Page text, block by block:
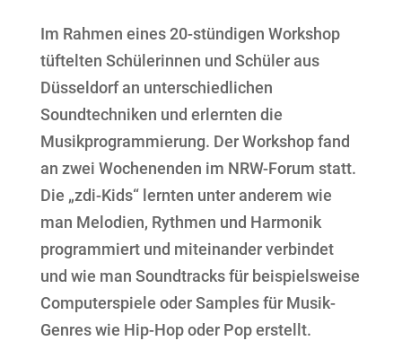
Im Rahmen eines 20-stündigen Workshop
tüftelten Schülerinnen und Schüler aus
Düsseldorf an unterschiedlichen
Soundtechniken und erlernten die
Musikprogrammierung. Der Workshop fand
an zwei Wochenenden im NRW-Forum statt.
Die „zdi-Kids“ lernten unter anderem wie
man Melodien, Rythmen und Harmonik
programmiert und miteinander verbindet
und wie man Soundtracks für beispielsweise
Computerspiele oder Samples für Musik-
Genres wie Hip-Hop oder Pop erstellt.